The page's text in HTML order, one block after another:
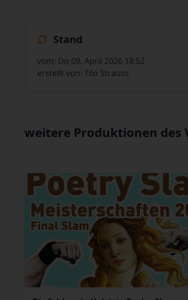
Stand
vom: Do 09. April 2026 18:52
erstellt von: Tilo Strauss
weitere Produktionen des